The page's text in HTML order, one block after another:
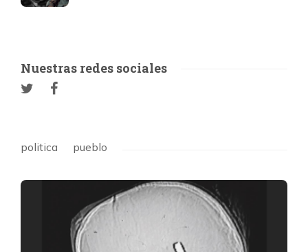
Nuestras redes sociales
politica pueblo